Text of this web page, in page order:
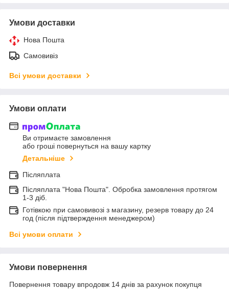
Умови доставки
Нова Пошта
Самовивіз
Всі умови доставки
Умови оплати
Ви отримаєте замовлення
або гроші повернуться на вашу картку
Детальніше
Післяплата
Післяплата "Нова Пошта". Обробка замовлення протягом
1-3 діб.
Готівкою при самовивозі з магазину, резерв товару до 24
год (після підтверждення менеджером)
Всі умови оплати
Умови повернення
Повернення товару впродовж 14 днів за рахунок покупця